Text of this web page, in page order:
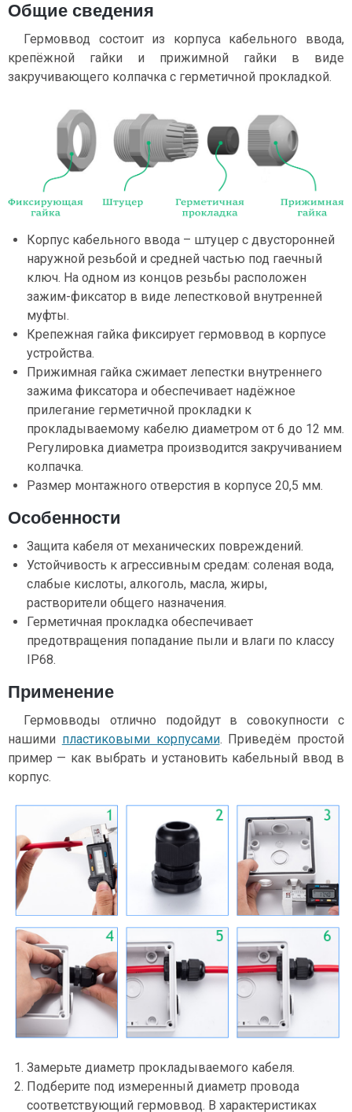
Общие сведения
Гермоввод состоит из корпуса кабельного ввода,
крепёжной гайки и прижимной гайки в виде
закручивающего колпачка с герметичной прокладкой.
Корпус кабельного ввода – штуцер с двусторонней
наружной резьбой и средней частью под гаечный
ключ. На одном из концов резьбы расположен
зажим-фиксатор в виде лепестковой внутренней
муфты.
Крепежная гайка фиксирует гермоввод в корпусе
устройства.
Прижимная гайка сжимает лепестки внутреннего
зажима фиксатора и обеспечивает надёжное
прилегание герметичной прокладки к
прокладываемому кабелю диаметром от 6 до 12 мм.
Регулировка диаметра производится закручиванием
колпачка.
Размер монтажного отверстия в корпусе 20,5 мм.
Особенности
Защита кабеля от механических повреждений.
Устойчивость к агрессивным средам: соленая вода,
слабые кислоты, алкоголь, масла, жиры,
растворители общего назначения.
Герметичная прокладка обеспечивает
предотвращения попадание пыли и влаги по классу
IP68.
Применение
Гермовводы отлично подойдут в совокупности с
нашими пластиковыми корпусами. Приведём простой
пример — как выбрать и установить кабельный ввод в
корпус.
Замерьте диаметр прокладываемого кабеля.
Подберите под измеренный диаметр провода
соответствующий гермоввод. В характеристиках